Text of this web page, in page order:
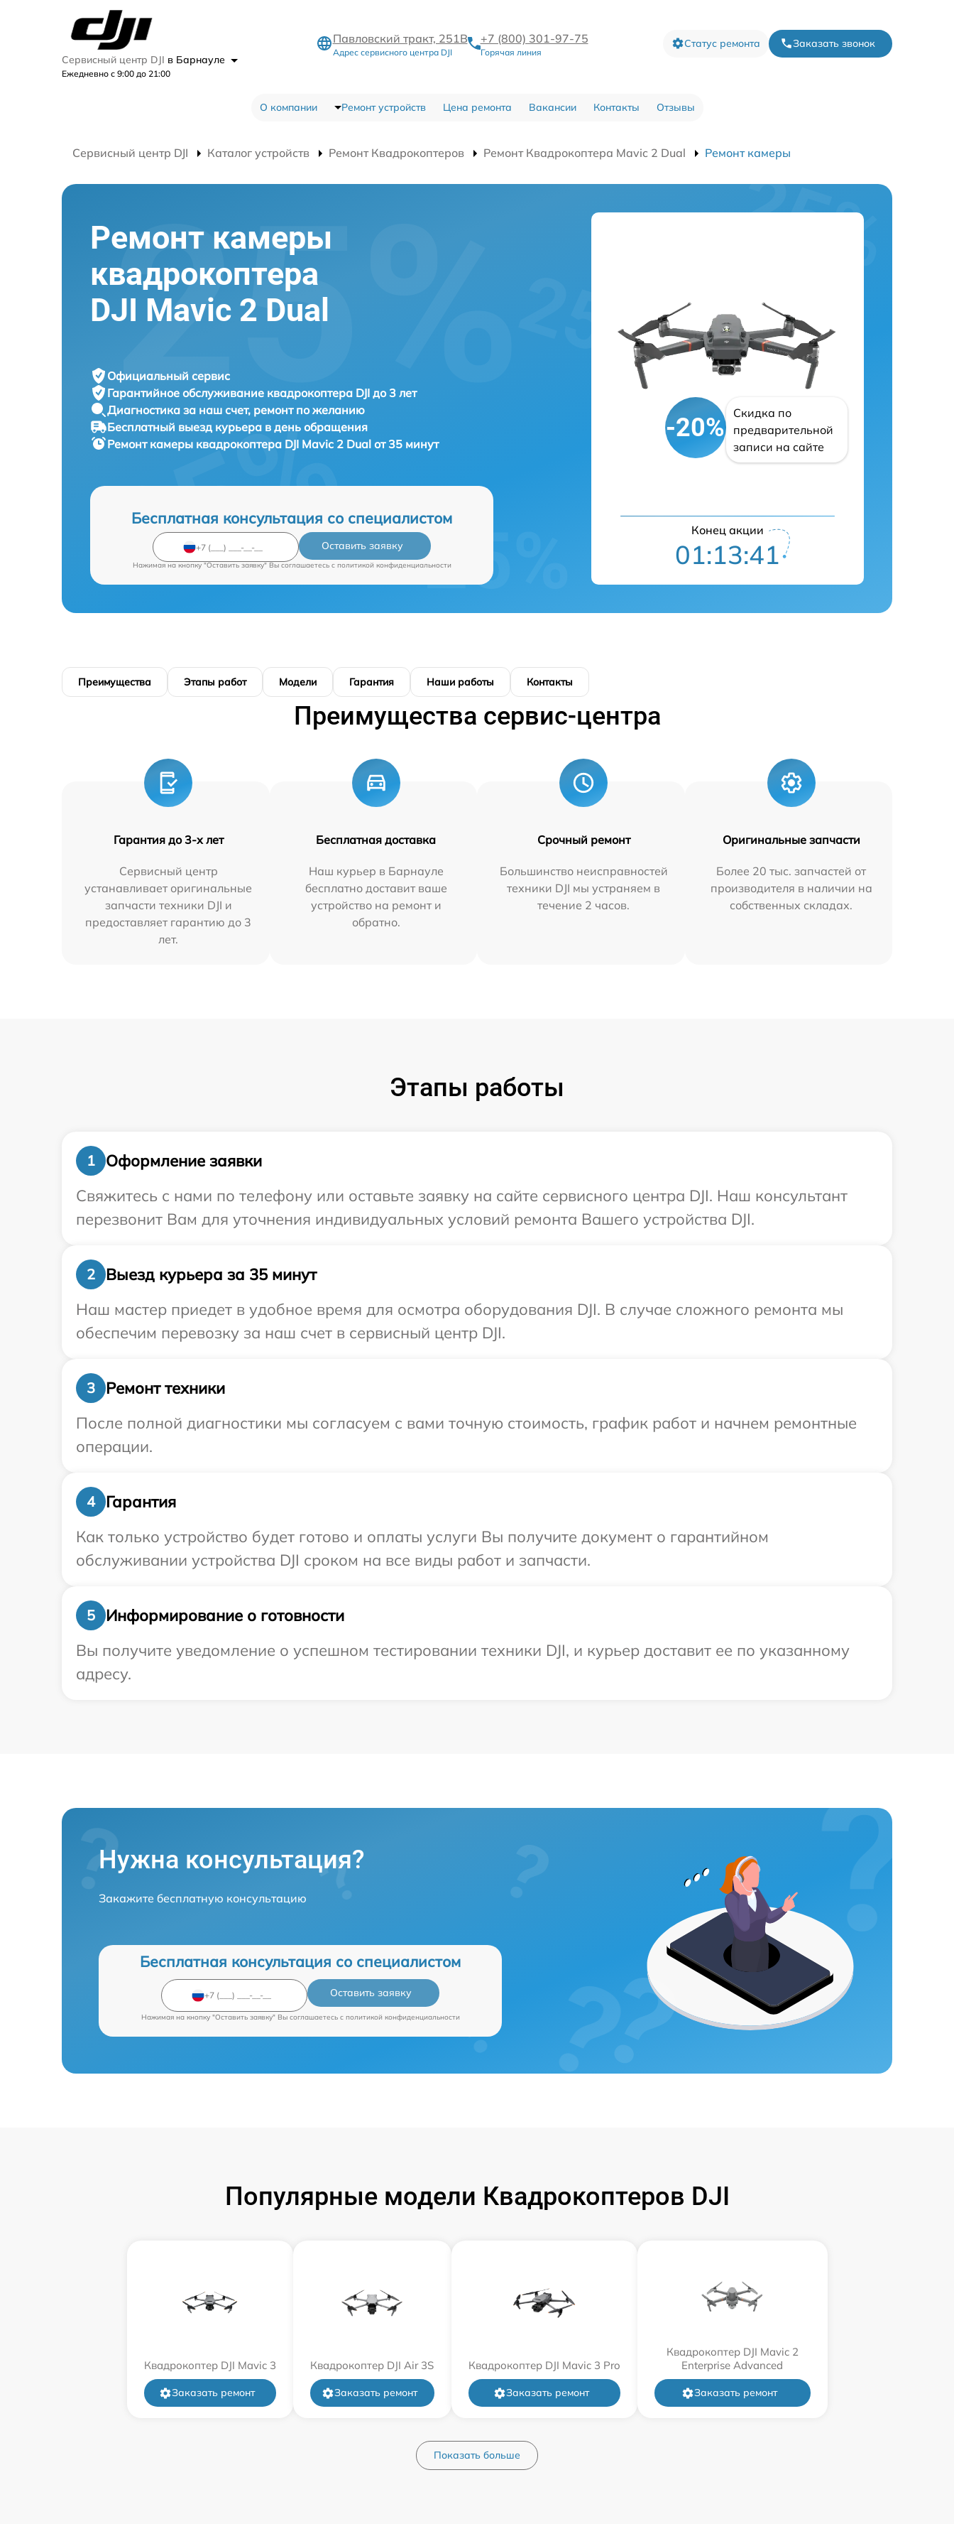
Сервисный центр DJI в Барнауле
Ежедневно с 9:00 до 21:00
Павловский тракт, 251В
Адрес сервисного центра DJI
+7 (800) 301-97-75
Горячая линия
Статус ремонта Заказать звонок
О компании Ремонт устройств Цена ремонта Вакансии Контакты Отзывы
Сервисный центр DJI Каталог устройств Ремонт Квадрокоптеров Ремонт Квадрокоптера Mavic 2 Dual Ремонт камеры
Ремонт камеры
квадрокоптера
DJI Mavic 2 Dual
Официальный сервис
Гарантийное обслуживание квадрокоптера DJI до 3 лет
Диагностика за наш счет, ремонт по желанию
Бесплатный выезд курьера в день обращения
Ремонт камеры квадрокоптера DJI Mavic 2 Dual от 35 минут
Бесплатная консультация со специалистом
Оставить заявку
Нажимая на кнопку "Оставить заявку" Вы соглашаетесь c политикой конфиденциальности
-20%
Скидка по
предварительной
записи на сайте
Конец акции
01:13:40
Преимущества Этапы работ Модели Гарантия Наши работы Контакты
Преимущества сервис-центра
Гарантия до 3-х лет
Сервисный центр
устанавливает оригинальные
запчасти техники DJI и
предоставляет гарантию до 3
лет.
Бесплатная доставка
Наш курьер в Барнауле
бесплатно доставит ваше
устройство на ремонт и
обратно.
Срочный ремонт
Большинство неисправностей
техники DJI мы устраняем в
течение 2 часов.
Оригинальные запчасти
Более 20 тыс. запчастей от
производителя в наличии на
собственных складах.
Этапы работы
1
Оформление заявки
Свяжитесь с нами по телефону или оставьте заявку на сайте сервисного центра DJI. Наш консультант
перезвонит Вам для уточнения индивидуальных условий ремонта Вашего устройства DJI.
2
Выезд курьера за 35 минут
Наш мастер приедет в удобное время для осмотра оборудования DJI. В случае сложного ремонта мы
обеспечим перевозку за наш счет в сервисный центр DJI.
3
Ремонт техники
После полной диагностики мы согласуем с вами точную стоимость, график работ и начнем ремонтные
операции.
4
Гарантия
Как только устройство будет готово и оплаты услуги Вы получите документ о гарантийном
обслуживании устройства DJI сроком на все виды работ и запчасти.
5
Информирование о готовности
Вы получите уведомление о успешном тестировании техники DJI, и курьер доставит ее по указанному
адресу.
Нужна консультация?
Закажите бесплатную консультацию
Бесплатная консультация со специалистом
Оставить заявку
Нажимая на кнопку "Оставить заявку" Вы соглашаетесь c политикой конфиденциальности
Популярные модели Квадрокоптеров DJI
Квадрокоптер DJI Mavic 3
Заказать ремонт
Квадрокоптер DJI Air 3S
Заказать ремонт
Квадрокоптер DJI Mavic 3 Pro
Заказать ремонт
Квадрокоптер DJI Mavic 2
Enterprise Advanced
Заказать ремонт
Показать больше